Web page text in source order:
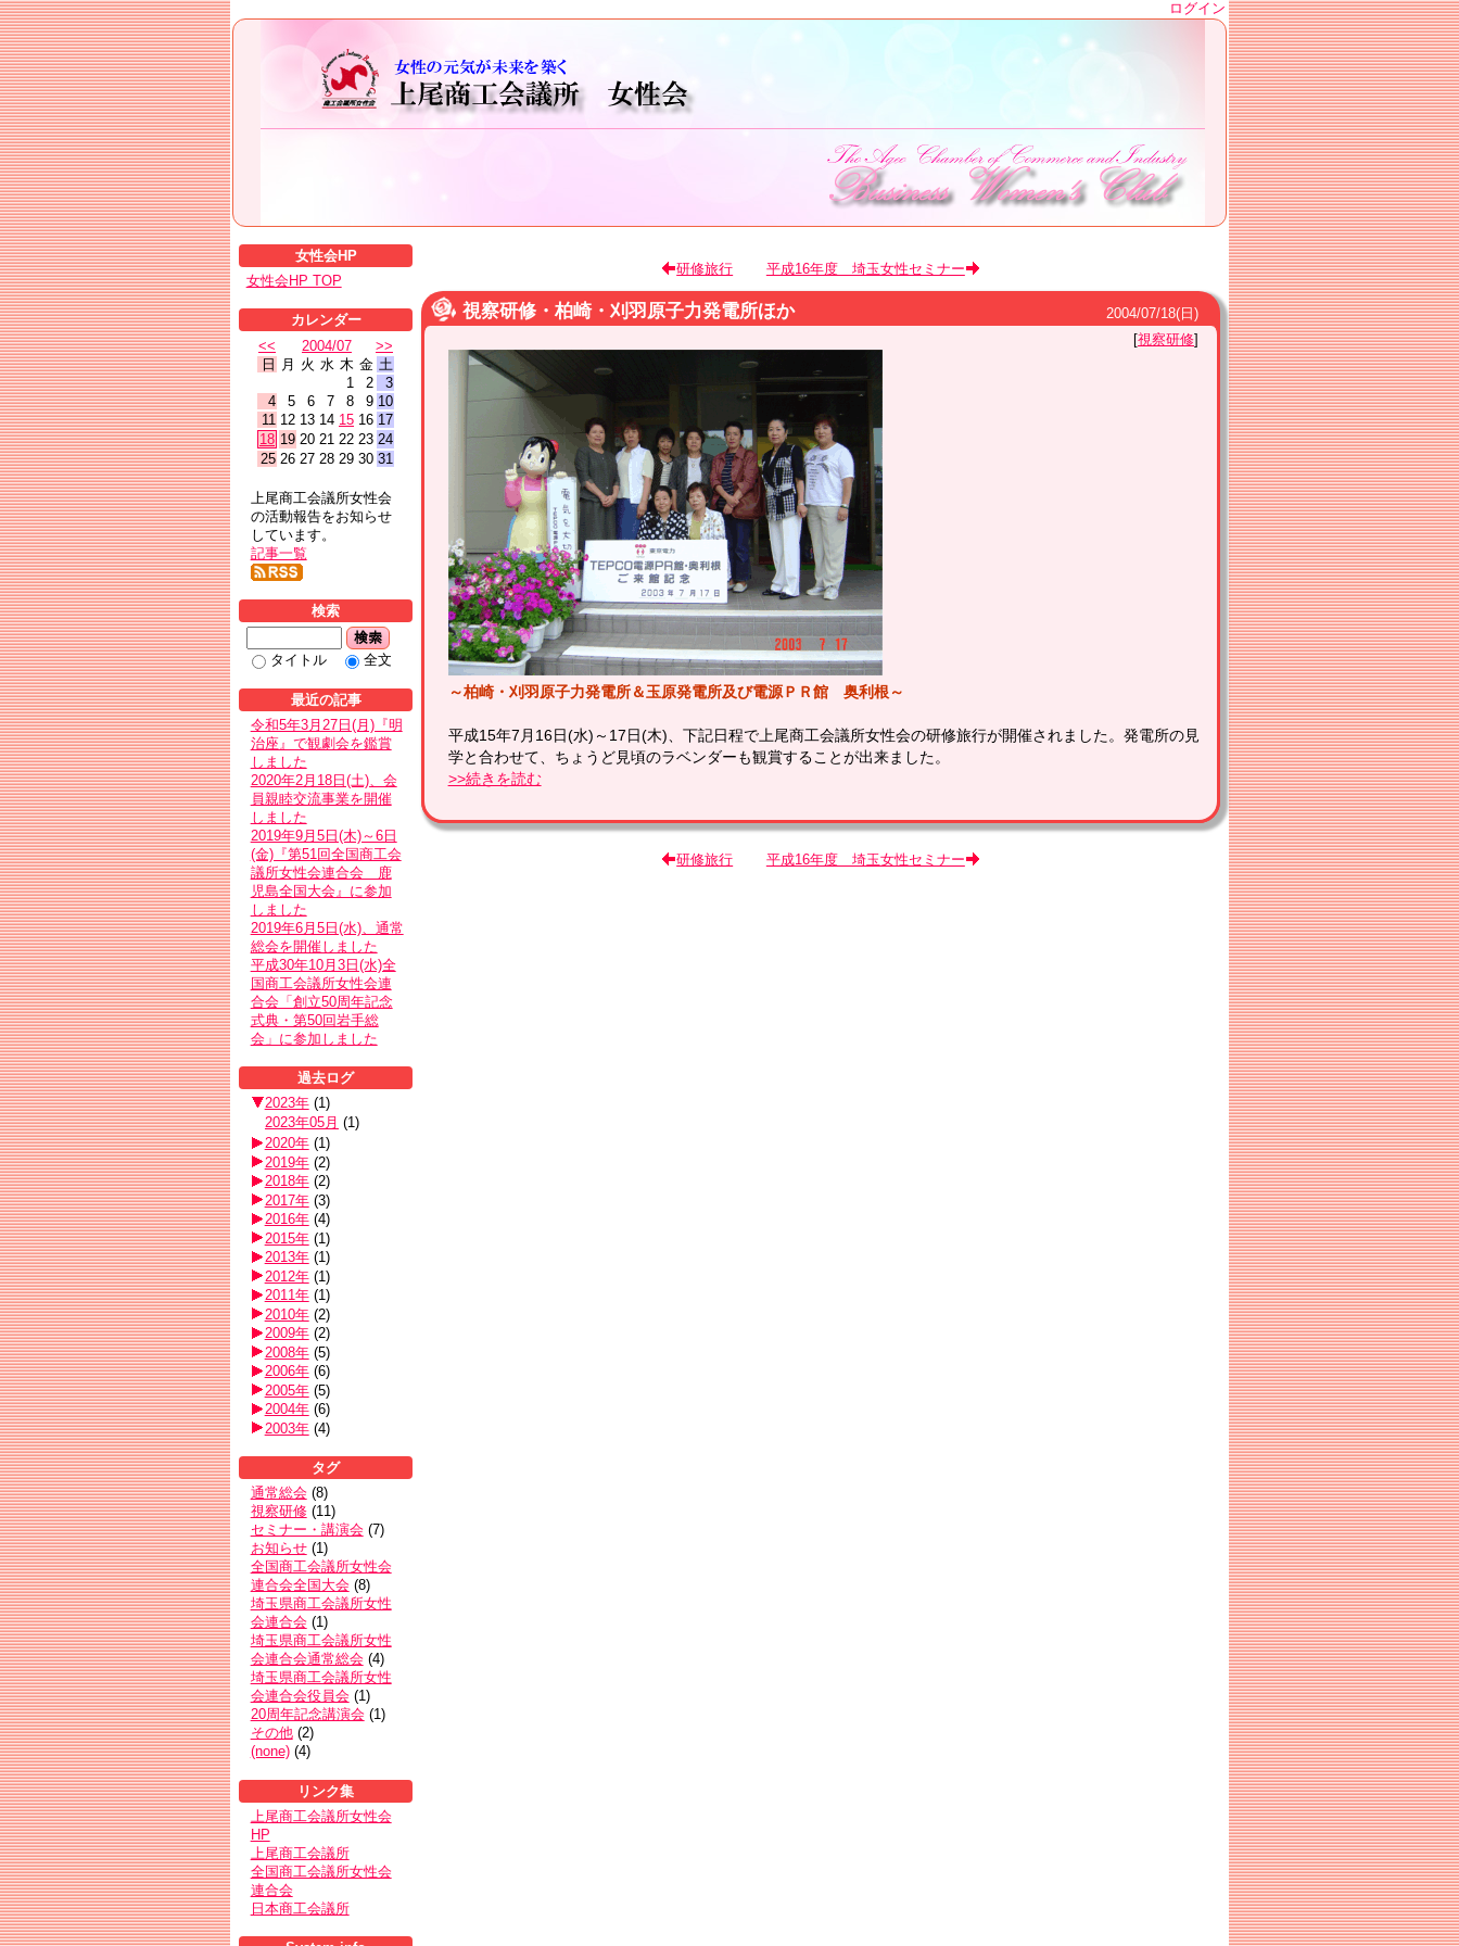
ログイン
研修旅行 平成16年度 埼玉女性セミナー
2004/07/18(日)
視察研修・柏崎・刈羽原子力発電所ほか
視察研修
～柏崎・刈羽原子力発電所＆玉原発電所及び電源ＰＲ館 奥利根～
平成15年7月16日(水)～17日(木)、下記日程で上尾商工会議所女性会の研修旅行が開催されました。発電所の見
学と合わせて、ちょうど見頃のラベンダーも観賞することが出来ました。
>>続きを読む
研修旅行 平成16年度 埼玉女性セミナー
女性会HP
女性会HP TOP
カレンダー
<<
2004/07
>>
日
月 火 水 木 金 土
1
2
3
4
5 6 7 8 9 10
11 12 13 14 15 16 17
18 19 20 21 22 23 24
25 26 27 28 29 30 31
上尾商工会議所女性会
の活動報告をお知らせ
しています。
記事一覧
検索
検索
タイトル 全文
最近の記事
令和5年3月27日(月)『明
治座』で観劇会を鑑賞
しました
2020年2月18日(土)、会
員親睦交流事業を開催
しました
2019年9月5日(木)～6日
(金)『第51回全国商工会
議所女性会連合会 鹿
児島全国大会』に参加
しました
2019年6月5日(水)、通常
総会を開催しました
平成30年10月3日(水)全
国商工会議所女性会連
合会「創立50周年記念
式典・第50回岩手総
会」に参加しました
過去ログ
2023年 (1)
2023年05月 (1)
2020年 (1)
2019年 (2)
2018年 (2)
2017年 (3)
2016年 (4)
2015年 (1)
2013年 (1)
2012年 (1)
2011年 (1)
2010年 (2)
2009年 (2)
2008年 (5)
2006年 (6)
2005年 (5)
2004年 (6)
2003年 (4)
タグ
通常総会 (8)
視察研修 (11)
セミナー・講演会 (7)
お知らせ (1)
全国商工会議所女性会
連合会全国大会 (8)
埼玉県商工会議所女性
会連合会 (1)
埼玉県商工会議所女性
会連合会通常総会 (4)
埼玉県商工会議所女性
会連合会役員会 (1)
20周年記念講演会 (1)
その他 (2)
(none) (4)
リンク集
上尾商工会議所女性会
HP
上尾商工会議所
全国商工会議所女性会
連合会
日本商工会議所